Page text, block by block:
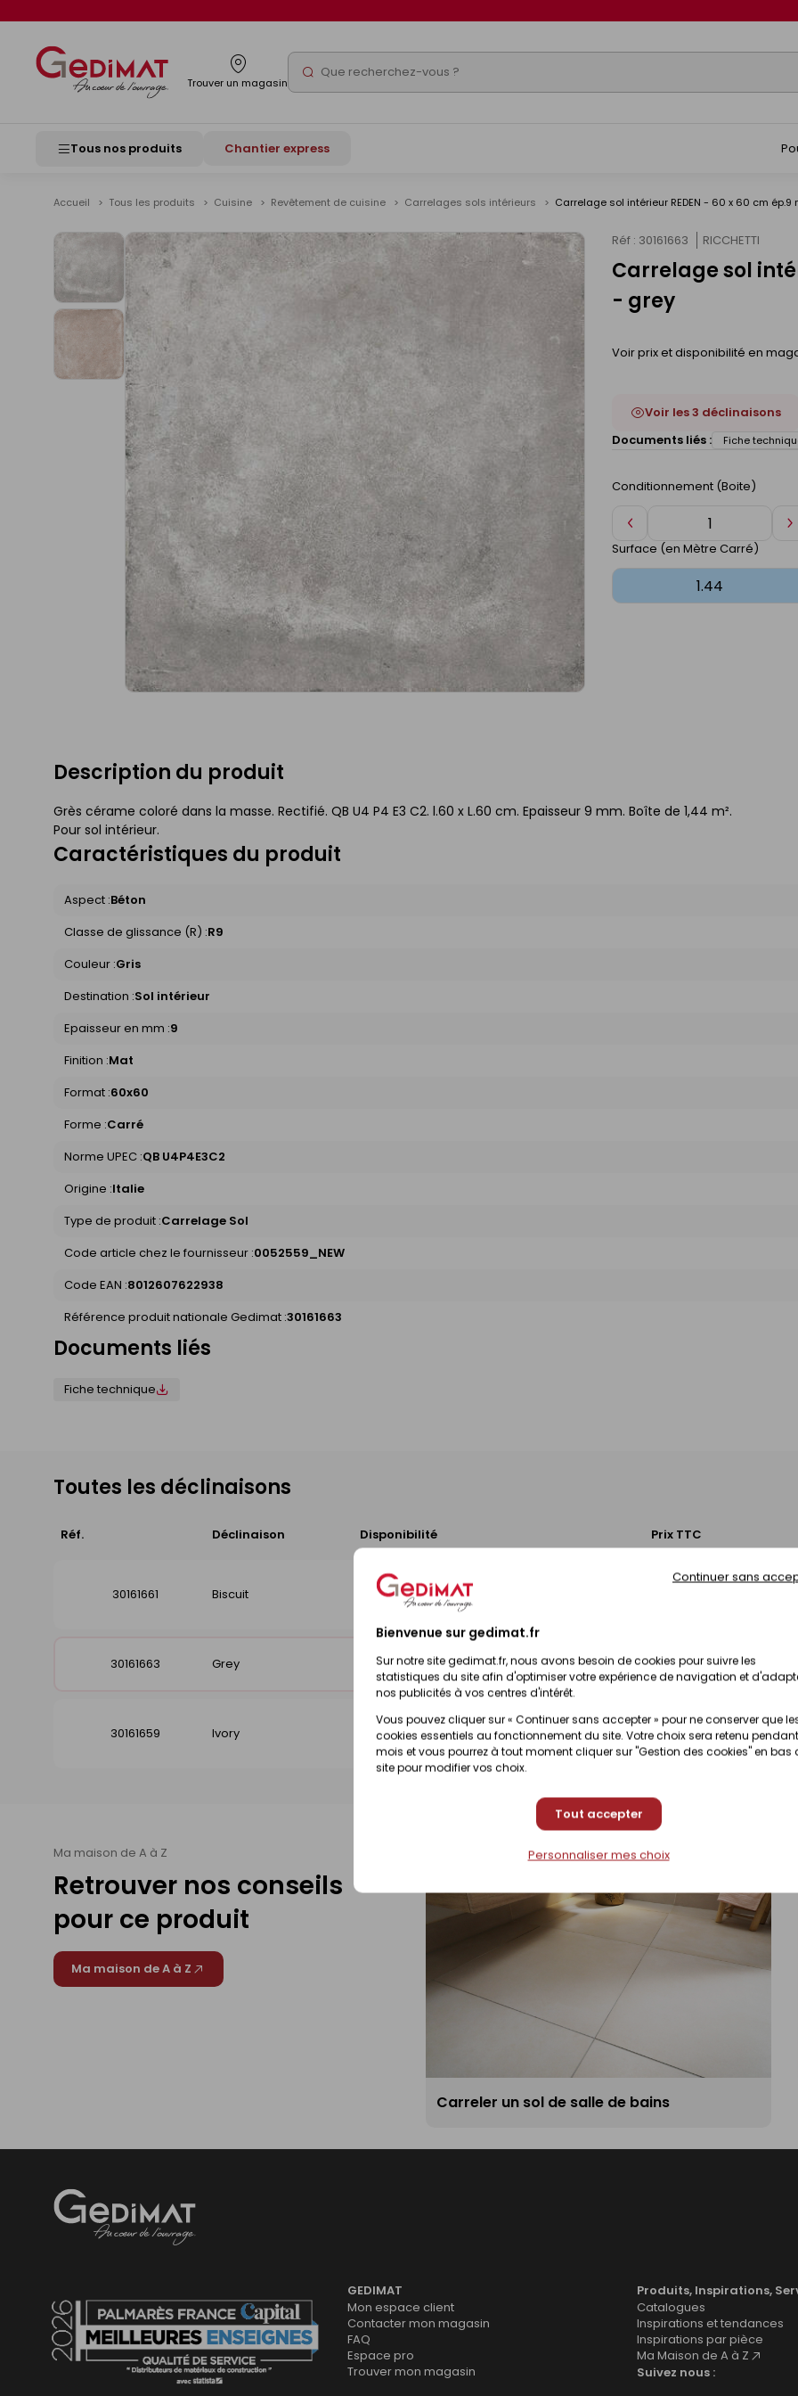
Bienvenue sur gedimat.fr
Sur notre site gedimat.fr, nous avons besoin de cookies pour suivre les
statistiques du site afin d'optimiser votre expérience de navigation et
nos publicités à vos centres d'intérêt.
Vous pouvez cliquer sur « Continuer sans accepter » pour ne conserver que
cookies essentiels au fonctionnement du site. Votre choix sera retenu pendant
mois et vous pourrez à tout moment cliquer sur "Gestion des cookies" en bas
site pour modifier vos choix.
Tout accepter
Continuer sans
Personnaliser mes choix
Trouver un magasin Rechercher
Tous nos produits Chantier express
Accueil Tous les produits Cuisine Revêtement de cuisine Carrelages sols intérieurs Carrelage sol intérieur REDEN - 60 x 60 cm ép.9
Voir
les
images
Réf : 30161663 RICCHETTI
Carrelage sol
- grey
Voir prix et disponibilité en
Voir les 3 déclinaisons
Documents liés :
Fiche
Conditionnement (Boite)
Diminuer
de
Surface (en Mètre Carré)
Description du produit
Grès cérame coloré dans la masse. Rectifié. QB U4 P4 E3 C2. l.60 x L.60 cm. Epaisseur 9 mm. Boîte de 1,44 m².
Pour sol intérieur.
Caractéristiques du produit
Aspect :Béton
Classe de glissance (R) :R9
Couleur :Gris
Destination :Sol intérieur
Epaisseur en mm :9
Finition :Mat
Format :60x60
Forme :Carré
Norme UPEC :QB U4P4E3C2
Origine :Italie
Type de produit :Carrelage Sol
Code article chez le fournisseur :0052559_NEW
Code EAN :8012607622938
Référence produit nationale Gedimat :30161663
Documents liés
Fiche technique
Toutes les déclinaisons
Réf. Déclinaison Disponibilité Prix TTC
30161661
Biscuit Disponible sous 10 jours Prix en magasin
30161663 Grey Disponible sous 10 jours Prix en magasin
(contactez votre magasin)
30161659 Ivory Disponible sous 10 jours Prix en magasin
(contactez votre magasin)
Ma maison de A à Z
Retrouver nos conseils
pour ce produit
Ma maison de A à Z
Carreler un sol de salle de bains
GEDIMAT
Mon espace client
Contacter mon magasin
FAQ
Espace pro
Trouver mon magasin
Produits, Inspirations,
Catalogues
Inspirations et tendances
Inspirations par pièce
Ma Maison de A à Z
Suivez nous :